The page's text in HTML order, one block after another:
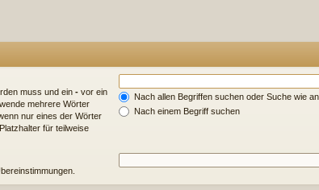
muss und ein - vor ein
mehrere Wörter
nur eines der Wörter
für teilweise
Nach allen Begriffen suchen oder Suche wie
Nach einem Begriff suchen